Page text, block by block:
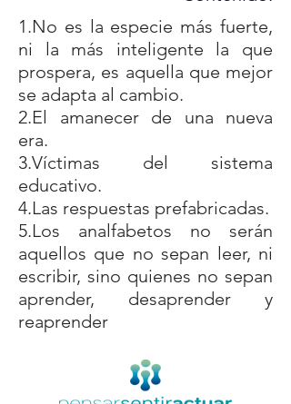
1.No es la especie más fuerte,
ni la más inteligente la que
prospera, es aquella que mejor
se adapta al cambio.
2.El amanecer de una nueva
era.
3.Víctimas del sistema
educativo.
4.Las respuestas prefabricadas.
5.Los analfabetos no serán
aquellos que no sepan leer, ni
escribir, sino quienes no sepan
aprender, desaprender y
reaprender